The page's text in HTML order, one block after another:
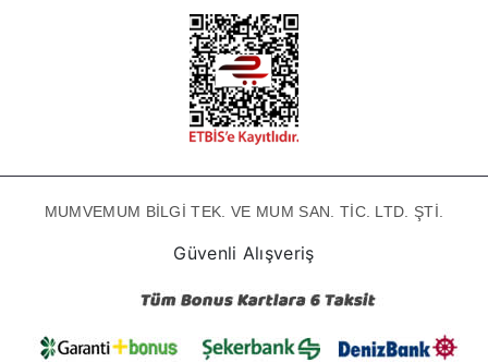
MUMVEMUM BİLGİ TEK. VE MUM SAN. TİC. LTD. ŞTİ.
Güvenli Alışveriş